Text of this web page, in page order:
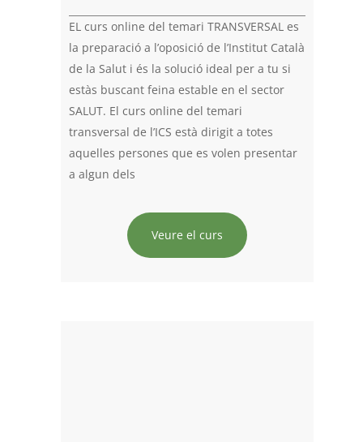
EL curs online del temari TRANSVERSAL es
la preparació a l’oposició de l’Institut Català
de la Salut i és la solució ideal per a tu si
estàs buscant feina estable en el sector
SALUT. El curs online del temari
transversal de l’ICS està dirigit a totes
aquelles persones que es volen presentar
a algun dels
Veure el curs